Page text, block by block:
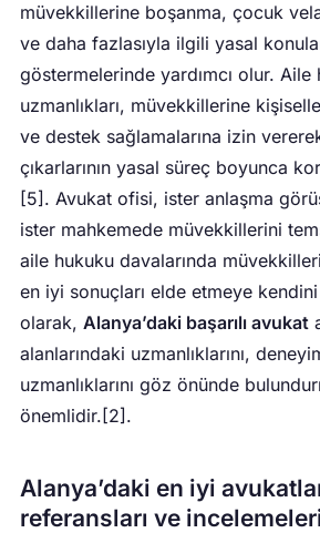
müvekkillerine boşanma, çocuk
ve daha fazlasıyla ilgili yasal
göstermelerinde yardımcı olur. Aile
uzmanlıkları, müvekkillerine
ve destek sağlamalarına izin
çıkarlarının yasal süreç boyunca
[5]. Avukat ofisi, ister anlaşma
ister mahkemede müvekkillerini
aile hukuku davalarında
en iyi sonuçları elde etmeye kendini
olarak, Alanya’daki başarılı avukat
alanlarındaki uzmanlıklarını,
uzmanlıklarını göz önünde
önemlidir.[2].
Alanya’daki en iyi
referansları ve